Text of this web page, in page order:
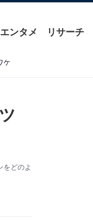
エンタメ リサーチ
ケ
をどのよ